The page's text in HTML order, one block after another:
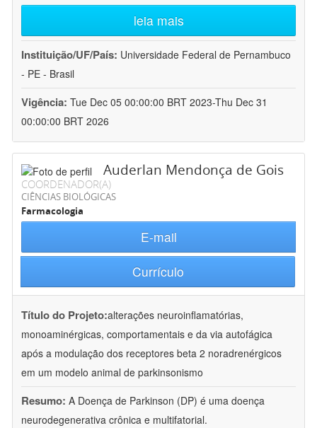
leia mais
Instituição/UF/País: Universidade Federal de Pernambuco
- PE - Brasil
Vigência: Tue Dec 05 00:00:00 BRT 2023-Thu Dec 31
00:00:00 BRT 2026
Auderlan Mendonça de Gois
COORDENADOR(A)
CIÊNCIAS BIOLÓGICAS
Farmacologia
E-mail
Currículo
Título do Projeto:alterações neuroinflamatórias,
monoaminérgicas, comportamentais e da via autofágica
após a modulação dos receptores beta 2 noradrenérgicos
em um modelo animal de parkinsonismo
Resumo: A Doença de Parkinson (DP) é uma doença
neurodegenerativa crônica e multifatorial.